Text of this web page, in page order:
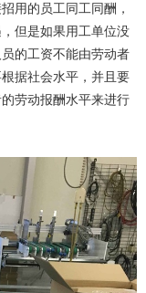
用的员工同工同酬，
但是如果用工单位没
的工资不能由劳动者
据社会水平，并且要
劳动报酬水平来进行